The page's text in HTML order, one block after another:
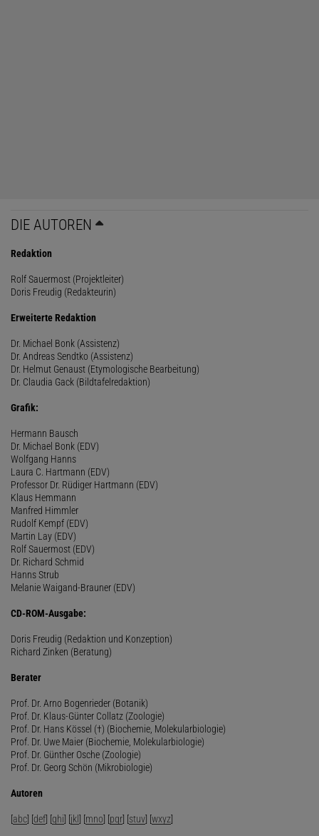
DIE AUTOREN
Redaktion
Rolf Sauermost (Projektleiter)
Doris Freudig (Redakteurin)
Erweiterte Redaktion
Dr. Michael Bonk (Assistenz)
Dr. Andreas Sendtko (Assistenz)
Dr. Helmut Genaust (Etymologische Bearbeitung)
Dr. Claudia Gack (Bildtafelredaktion)
Grafik:
Hermann Bausch
Dr. Michael Bonk (EDV)
Wolfgang Hanns
Laura C. Hartmann (EDV)
Professor Dr. Rüdiger Hartmann (EDV)
Klaus Hemmann
Manfred Himmler
Rudolf Kempf (EDV)
Martin Lay (EDV)
Rolf Sauermost (EDV)
Dr. Richard Schmid
Hanns Strub
Melanie Waigand-Brauner (EDV)
CD-ROM-Ausgabe:
Doris Freudig (Redaktion und Konzeption)
Richard Zinken (Beratung)
Berater
Prof. Dr. Arno Bogenrieder (Botanik)
Prof. Dr. Klaus-Günter Collatz (Zoologie)
Prof. Dr. Hans Kössel (†) (Biochemie, Molekularbiologie)
Prof. Dr. Uwe Maier (Biochemie, Molekularbiologie)
Prof. Dr. Günther Osche (Zoologie)
Prof. Dr. Georg Schön (Mikrobiologie)
Autoren
[abc] [def] [ghi] [jkl] [mno] [pqr] [stuv] [wxyz]